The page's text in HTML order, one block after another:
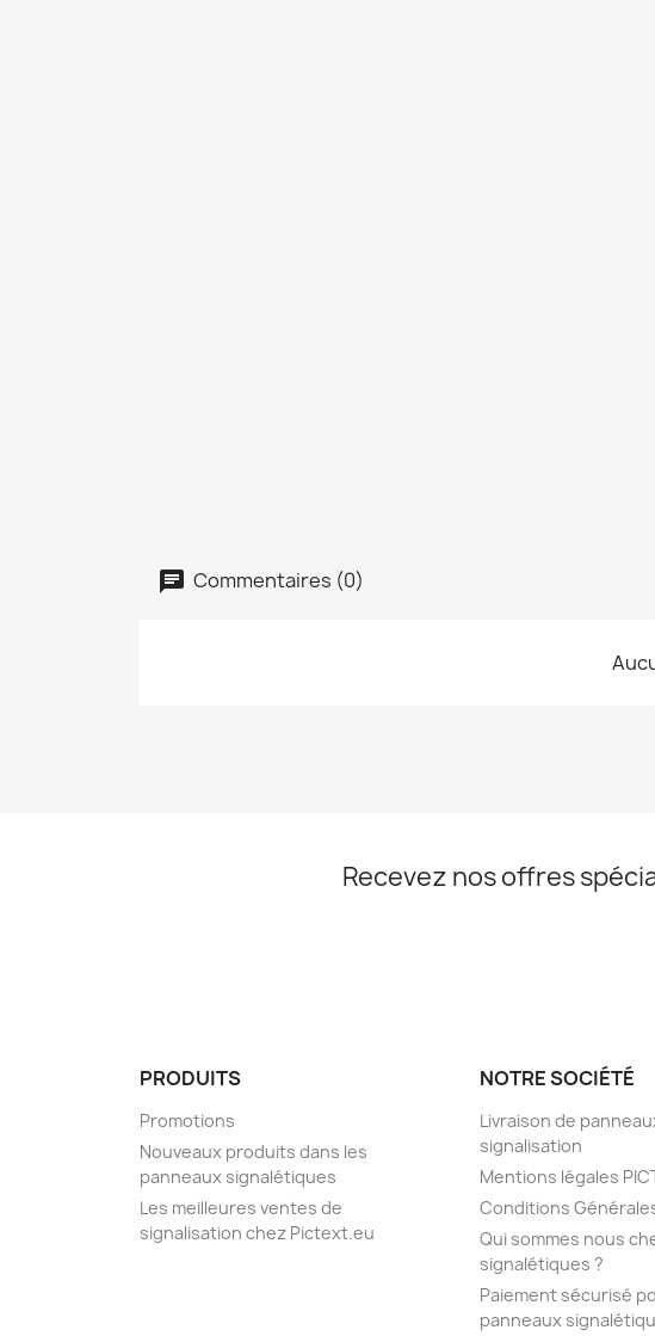
Commentaires (0)
Recevez nos offres
PRODUITS
Promotions
Nouveaux produits dans les
panneaux signalétiques
Les meilleures ventes de
signalisation chez Pictext.eu
NOTRE SOCIÉTÉ
Livraison de
signalisation
Mentions légales
Conditions
Qui sommes nous
signalétiques ?
Paiement sécurisé
panneaux